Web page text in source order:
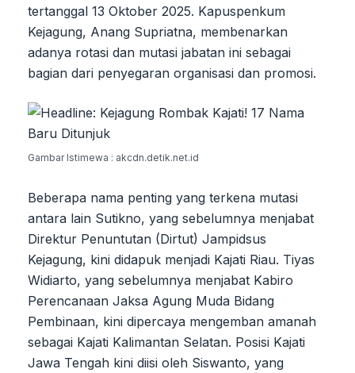
tertanggal 13 Oktober 2025. Kapuspenkum
Kejagung, Anang Supriatna, membenarkan
adanya rotasi dan mutasi jabatan ini sebagai
bagian dari penyegaran organisasi dan promosi.
Gambar Istimewa : akcdn.detik.net.id
Beberapa nama penting yang terkena mutasi
antara lain Sutikno, yang sebelumnya menjabat
Direktur Penuntutan (Dirtut) Jampidsus
Kejagung, kini didapuk menjadi Kajati Riau. Tiyas
Widiarto, yang sebelumnya menjabat Kabiro
Perencanaan Jaksa Agung Muda Bidang
Pembinaan, kini dipercaya mengemban amanah
sebagai Kajati Kalimantan Selatan. Posisi Kajati
Jawa Tengah kini diisi oleh Siswanto, yang